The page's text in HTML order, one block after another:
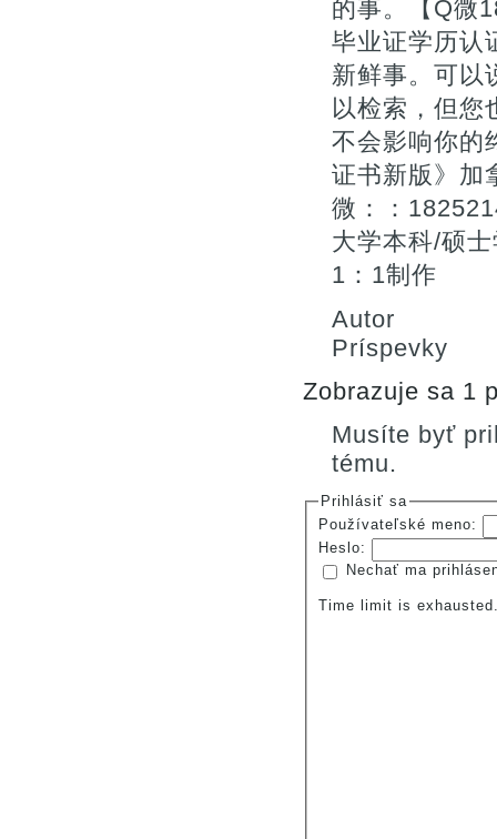
的事。【Q微
毕业证学历认
新鲜事。可以
以检索，但您
不会影响你的
证书新版》加
微：：
大学本科/硕
1：1制作
Autor
Príspevky
Zobrazuje sa 1
Musíte byť
tému.
Prihlásiť sa
Používateľské meno:
Heslo:
Nechať ma
Time limit is